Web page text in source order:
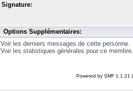
Signature:
Options Supplémentaires:
Voir les derniers messages de cette personne.
Voir les statistiques générales pour ce membre.
Powered by SMF 1.1.21 |